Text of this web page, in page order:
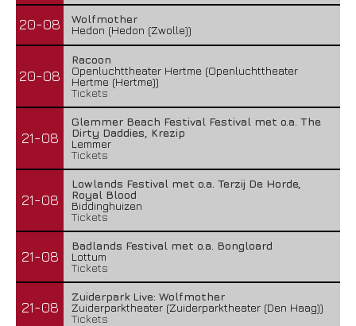
20-08
Wolfmother
Hedon (Hedon (Zwolle))
20-08
Racoon
Openluchttheater Hertme (Openluchttheater
Hertme (Hertme))
Tickets
21-08
Glemmer Beach Festival Festival met o.a. The
Dirty Daddies, Krezip
Lemmer
Tickets
21-08
Lowlands Festival met o.a. Terzij De Horde,
Royal Blood
Biddinghuizen
Tickets
21-08
Badlands Festival met o.a. Bongloard
Lottum
Tickets
21-08
Zuiderpark Live: Wolfmother
Zuiderparktheater (Zuiderparktheater (Den Haag))
Tickets